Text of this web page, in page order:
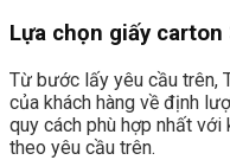
Lựa chọn giấy
Từ bước lấy yêu cầu trên,
của khách hàng về định
quy cách phù hợp nhất với
theo yêu cầu trên.